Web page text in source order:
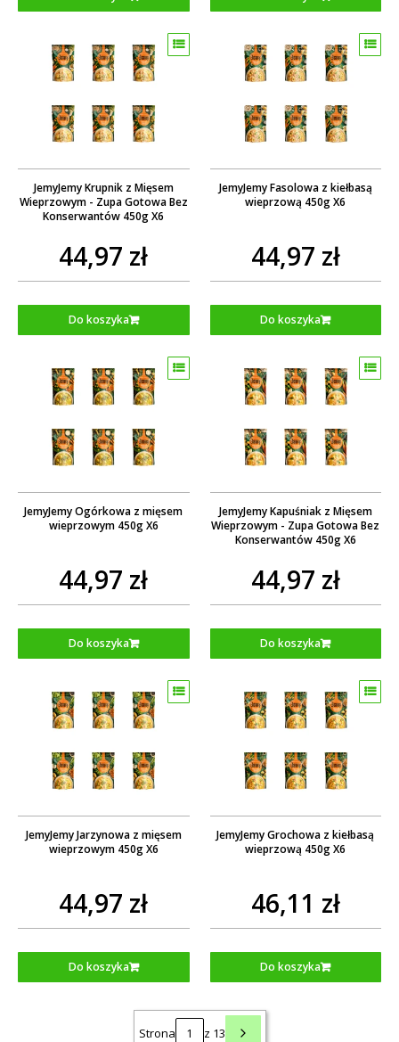
JemyJemy Krupnik z Mięsem
Wieprzowym - Zupa Gotowa Bez
Konserwantów 450g X6
44,97 zł
Do koszyka
JemyJemy Fasolowa z kiełbasą
wieprzową 450g X6
44,97 zł
Do koszyka
JemyJemy Ogórkowa z mięsem
wieprzowym 450g X6
44,97 zł
Do koszyka
JemyJemy Kapuśniak z Mięsem
Wieprzowym - Zupa Gotowa Bez
Konserwantów 450g X6
44,97 zł
Do koszyka
JemyJemy Jarzynowa z mięsem
wieprzowym 450g X6
44,97 zł
Do koszyka
JemyJemy Grochowa z kiełbasą
wieprzową 450g X6
46,11 zł
Do koszyka
Strona z 13